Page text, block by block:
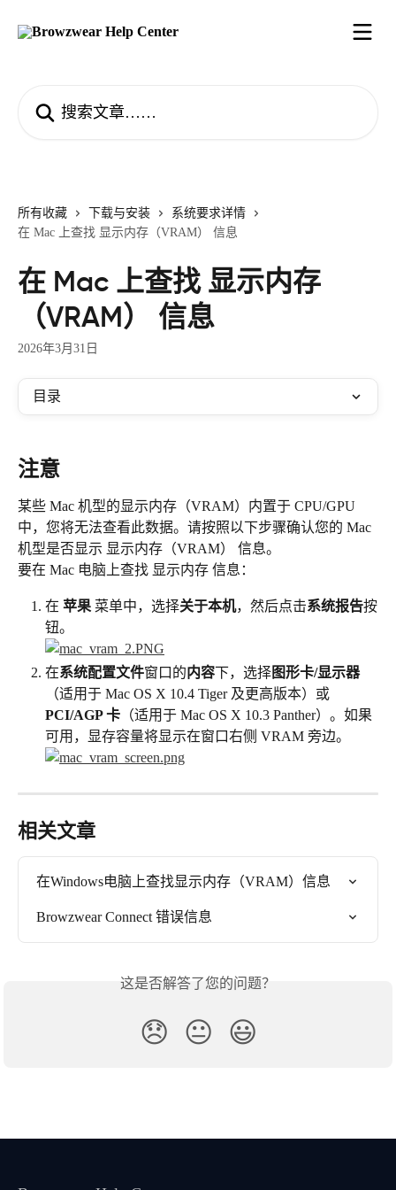
所有收藏 下载与安装
系统要求详情
在 Mac 上查找 显示内存（VRAM） 信息
在 Mac 上查找 显示内存
（VRAM） 信息
2026年3月31日
目录
注意
某些 Mac 机型的显示内存（VRAM）内置于 CPU/GPU
中，您将无法查看此数据。请按照以下步骤确认您的 Mac
机型是否显示 显示内存（VRAM） 信息。
要在 Mac 电脑上查找 显示内存 信息：
在 苹果 菜单中，选择关于本机，然后点击系统报告按
钮。
在系统配置文件窗口的内容下，选择图形卡/显示器
（适用于 Mac OS X 10.4 Tiger 及更高版本）或
PCI/AGP 卡 （适用于 Mac OS X 10.3 Panther）。如果
可用，显存容量将显示在窗口右侧 VRAM 旁边。
相关文章
在Windows电脑上查找显示内存（VRAM）信息
Browzwear Connect 错误信息
这是否解答了您的问题？
😞 😐 😃